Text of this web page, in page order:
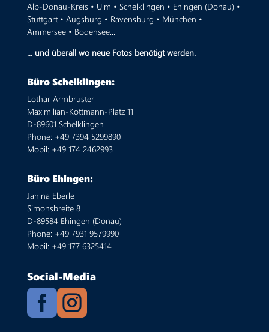
Alb-Donau-Kreis • Ulm • Schelklingen • Ehingen (Donau) •
Stuttgart • Augsburg • Ravensburg • München •
Ammersee • Bodensee...
... und überall wo neue Fotos benötigt werden.
Büro Schelklingen:
Lothar Armbruster
Maximilian-Kottmann-Platz 11
D-89601 Schelklingen
Phone: +49 7394 5299890
Mobil: +49 174 2462993
Büro Ehingen:
Janina Eberle
Simonsbreite 8
D-89584 Ehingen (Donau)
Phone: +49 7931 9579990
Mobil: +49 177 6325414
Social-Media
